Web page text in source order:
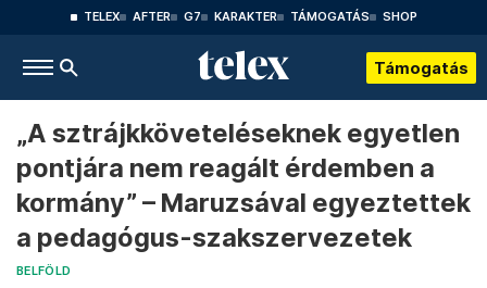
TELEX AFTER G7 KARAKTER TÁMOGATÁS SHOP
Támogatás
„A sztrájkköveteléseknek egyetlen
pontjára nem reagált érdemben a
kormány” – Maruzsával egyeztettek
a pedagógus-szakszervezetek
BELFÖLD